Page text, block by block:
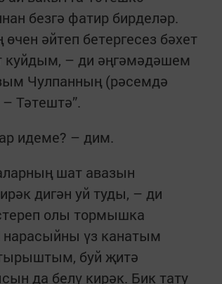
безгә фатир бирделәр.
әйтеп бетергесез бәхет
куйдым, – ди әңгәмәдәшем
Чулпанның (рәсемдә
Тәтештә”.
идеме? – дим.
шат авазын
дигән уй туды, – ди
олы тормышка
үз канатым
буй җитә
да белү кирәк. Бик тату